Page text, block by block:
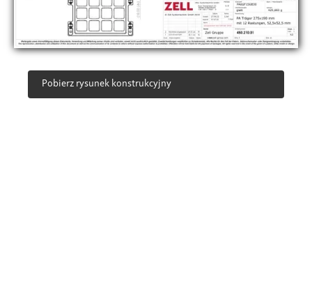
Pobierz rysunek konstrukcyjny